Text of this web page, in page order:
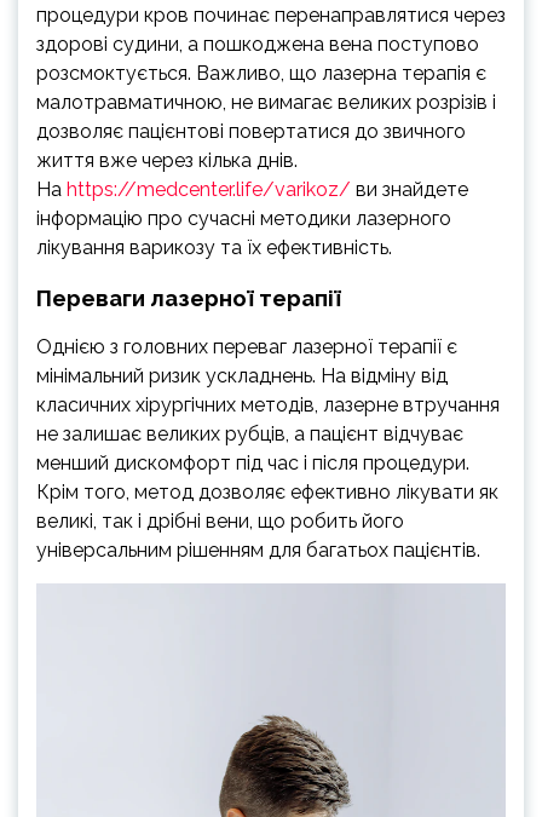
процедури кров починає перенаправлятися через
здорові судини, а пошкоджена вена поступово
розсмоктується. Важливо, що лазерна терапія є
малотравматичною, не вимагає великих розрізів і
дозволяє пацієнтові повертатися до звичного
життя вже через кілька днів.
На https://medcenter.life/varikoz/ ви знайдете
інформацію про сучасні методики лазерного
лікування варикозу та їх ефективність.
Переваги лазерної терапії
Однією з головних переваг лазерної терапії є
мінімальний ризик ускладнень. На відміну від
класичних хірургічних методів, лазерне втручання
не залишає великих рубців, а пацієнт відчуває
менший дискомфорт під час і після процедури.
Крім того, метод дозволяє ефективно лікувати як
великі, так і дрібні вени, що робить його
універсальним рішенням для багатьох пацієнтів.